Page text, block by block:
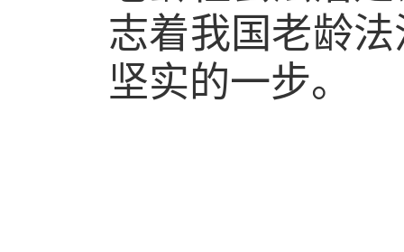
志着我国老龄
坚实的一步。